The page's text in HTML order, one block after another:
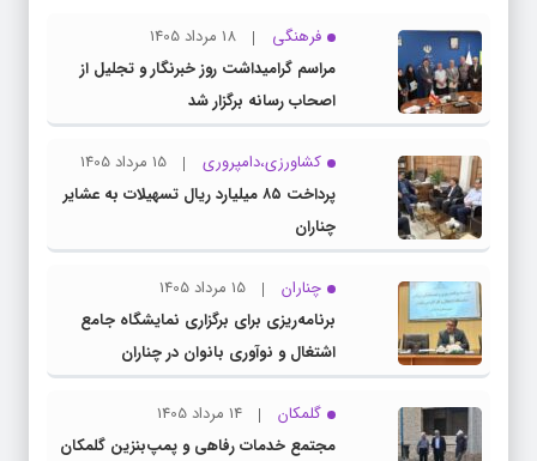
فرهنگی
18 مرداد 1405
مراسم گرامیداشت روز خبرنگار و تجلیل از
اصحاب رسانه برگزار شد
کشاورزی،دامپروری
15 مرداد 1405
پرداخت ۸۵ میلیارد ریال تسهیلات به عشایر
چناران
چناران
15 مرداد 1405
برنامه‌ریزی برای برگزاری نمایشگاه جامع
اشتغال و نوآوری بانوان در چناران
گلمکان
14 مرداد 1405
مجتمع خدمات رفاهی و پمپ‌بنزین گلمکان